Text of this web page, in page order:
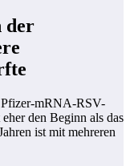
der
Pfizer-mRNA-RSV-
den Beginn als das
ist mit mehreren